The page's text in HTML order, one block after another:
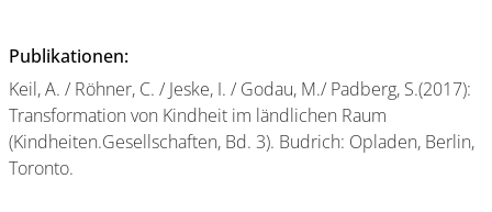
Publikationen:
Keil, A. / Röhner, C. / Jeske, I. / Godau, M./ Padberg, S.(2017):
Transformation von Kindheit im ländlichen Raum
(Kindheiten.Gesellschaften, Bd. 3). Budrich: Opladen, Berlin,
Toronto.